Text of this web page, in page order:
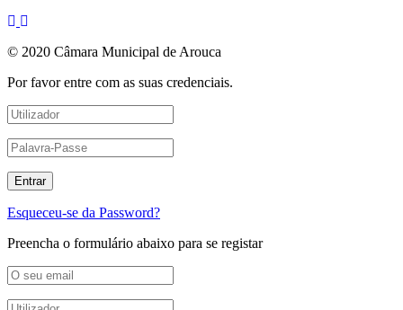
© 2020 Câmara Municipal de Arouca
Por favor entre com as suas credenciais.
Esqueceu-se da Password?
Preencha o formulário abaixo para se registar